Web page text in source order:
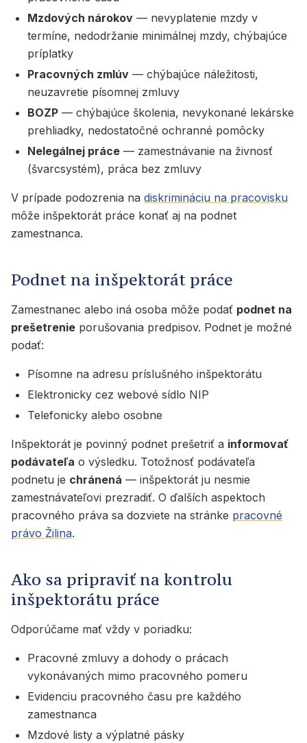
Mzdových nárokov — nevyplatenie mzdy v
termíne, nedodržanie minimálnej mzdy, chýbajúce
príplatky
Pracovných zmlúv — chýbajúce náležitosti,
neuzavretie písomnej zmluvy
BOZP — chýbajúce školenia, nevykonané lekárske
prehliadky, nedostatočné ochranné pomôcky
Nelegálnej práce — zamestnávanie na živnosť
(švarcsystém), práca bez zmluvy
V prípade podozrenia na diskrimináciu na pracovisku
môže inšpektorát práce konať aj na podnet
zamestnanca.
Podnet na inšpektorát práce
Zamestnanec alebo iná osoba môže podať podnet na
prešetrenie porušovania predpisov. Podnet je možné
podať:
Písomne na adresu príslušného inšpektorátu
Elektronicky cez webové sídlo NIP
Telefonicky alebo osobne
Inšpektorát je povinný podnet prešetriť a informovať
podávateľa o výsledku. Totožnosť podávateľa
podnetu je chránená — inšpektorát ju nesmie
zamestnávateľovi prezradiť. O ďalších aspektoch
pracovného práva sa dozviete na stránke pracovné
právo Žilina.
Ako sa pripraviť na kontrolu
inšpektorátu práce
Odporúčame mať vždy v poriadku:
Pracovné zmluvy a dohody o prácach
vykonávaných mimo pracovného pomeru
Evidenciu pracovného času pre každého
zamestnanca
Mzdové listy a výplatné pásky